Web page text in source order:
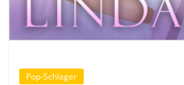
Pop-Schlager